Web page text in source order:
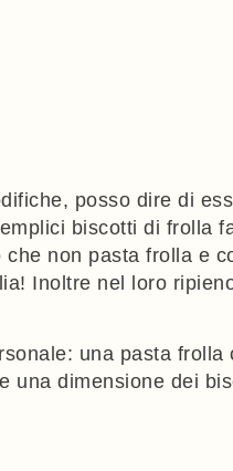
posso dire di
biscotti di frolla
non pasta frolla e
Inoltre nel loro
una pasta
una dimensione dei